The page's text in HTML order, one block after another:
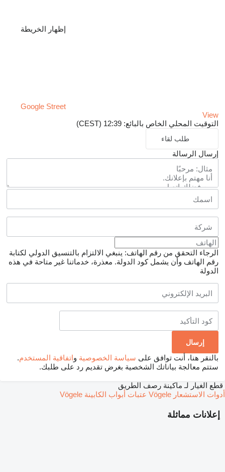
إظهار الخريطة
Google Street
View
التوقيت المحلي الخاص بالبائع: 12:39 (CEST)
طلب لقاء
إرسال الرسالة
الرجاء التحقق من رقم الهاتف: ينبغي الالتزام بالتنسيق الدولي لكتابة
رقم الهاتف وأن يشمل كود الدولة. معذرة، خدماتنا غير متاحة في هذه
الدولة
بالنقر هنا، أنت توافق على سياسة الخصوصية واتفاقية المستخدم.
ستتم معالجة بياناتك الشخصية بغرض تقديم رد على طلبك.
إعلانات مماثلة
قطع الغيار لـ ماكينة رصف الطريق
أدوات الاستشعار Vögele
عتبات أبواب الكابينة Vögele